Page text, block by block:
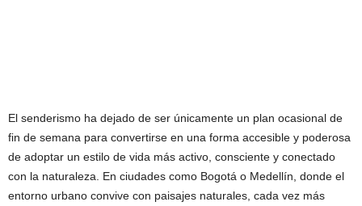
El senderismo ha dejado de ser únicamente un plan ocasional de
fin de semana para convertirse en una forma accesible y poderosa
de adoptar un estilo de vida más activo, consciente y conectado
con la naturaleza. En ciudades como Bogotá o Medellín, donde el
entorno urbano convive con paisajes naturales, cada vez más